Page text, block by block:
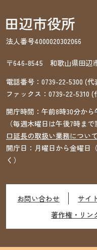
法人番号4000020302066
〒646-8545 和歌山県田辺
電話番号： 0739-22-5300 (代
ファックス： 0739-22-5310 (
開庁時間：午前8時30分から
（毎週木曜日は午後7時ま
口延長の取扱い業務につい
開庁日：月曜日から金曜日
く）
お問い合わせ サイ
著作権・リン